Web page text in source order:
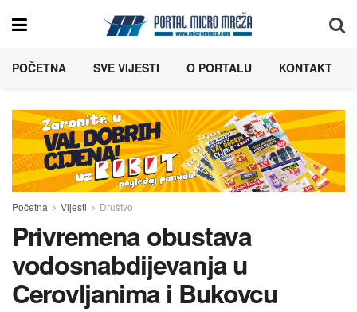
POČETNA SVE VIJESTI O PORTALU KONTAKT
Početna Vijesti Društvo
Privremena obustava
vodosnabdijevanja u
Cerovljanima i Bukovcu